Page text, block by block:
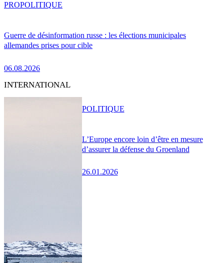
Guerre de désinformation russe : les élections municipales
allemandes prises pour cible
06.08.2026
PROPOLITIQUE
INTERNATIONAL
L’Europe encore loin d’être en mesure
d’assurer la défense du Groenland
26.01.2026
POLITIQUE